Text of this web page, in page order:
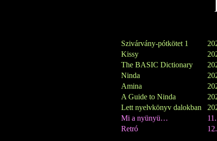
Szivárvány-pótkötet 1
Kissy
The BASIC Dictionary
Ninda
Amina
A Guide to Ninda
Lett nyelvkönyv dalokban
Mi a nyünyü…
Retró